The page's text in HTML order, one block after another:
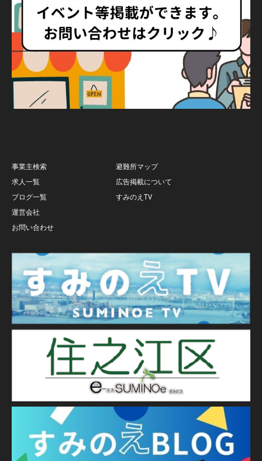
事業主検索
避難所マップ
求人一覧
広告掲載について
ブログ一覧
すみのえTV
運営会社
お問い合わせ